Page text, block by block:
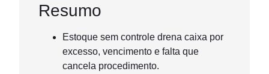
Resumo
Estoque sem controle drena caixa por
excesso, vencimento e falta que
cancela procedimento.